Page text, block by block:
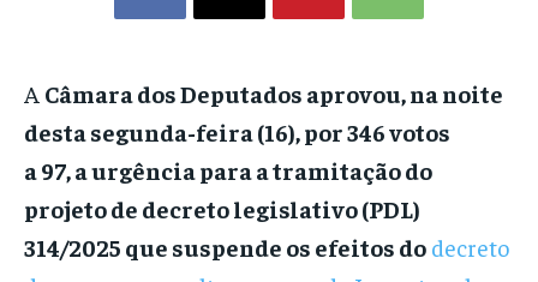
A Câmara dos Deputados aprovou, na noite
desta segunda-feira (16), por 346 votos
a 97, a urgência para a tramitação do
projeto de decreto legislativo (PDL)
314/2025 que suspende os efeitos do decreto